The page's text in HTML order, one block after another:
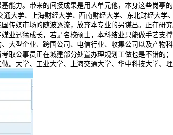
能力。带来的间接成果是用人单元他，本身这些岗亭
大学、上海财经大学、西南财经大学、东北财经大
传媒市场的随波逐流，放弃本专业的另谋出。正在研
业迅猛成长，若是名校硕士，本科结业只能做手艺支
大型企业、跨国公司、电信行业、收集公司以及产物
取公事员正在城建部分处置办理规划工做也是不错的
。大学、工业大学、上海交通大学、华中科技大学、